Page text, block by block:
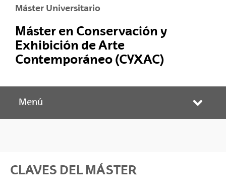
Máster Universitario
Máster en Conservación y
Exhibición de Arte
Contemporáneo (CYXAC)
Menú
CLAVES DEL MÁSTER